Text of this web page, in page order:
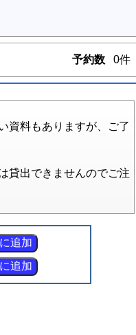
予約数 0件
資料もありますが、ご了
貸出できませんのでご注